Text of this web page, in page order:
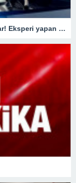
Togg’un ekspertiz videosunu yayınladılar! Eksperi yapan usta o detay karşısında şaştı kaldı